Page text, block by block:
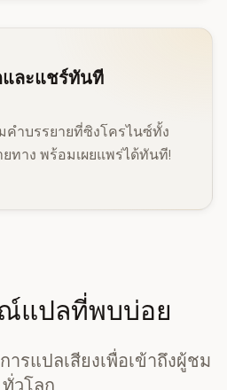
ละแชร์ทันที
คำบรรยายที่ซิงโครไนซ์ทั้ง
ทาง พร้อมเผยแพร่ได้ทันที!
แปลที่พบบ่อย
รแปลเสียงเพื่อเข้าถึงผู้ชม
ทั่วโลก